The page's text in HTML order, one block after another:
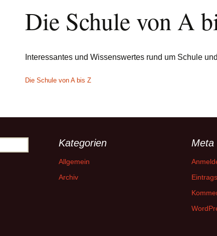
Die Schule von A
Interessantes und Wissenswertes rund um Schule
Die Schule von A bis Z
Kategorien
Allgemein
Archiv
Meta